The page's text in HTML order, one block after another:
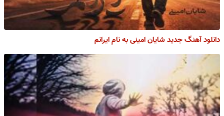
دانلود آهنگ جدید شایان امینی به نام ایرانم